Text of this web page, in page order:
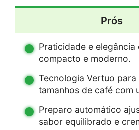
Prós
Praticidade e elegância
compacto e moderno.
Tecnologia Vertuo
tamanhos de café com
Preparo automático
sabor equilibrado e